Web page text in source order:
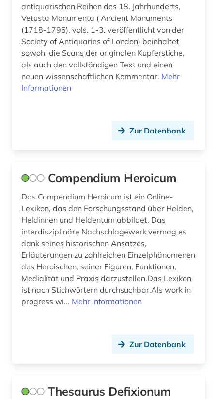
antiquarischen Reihen des 18. Jahrhunderts,
Vetusta Monumenta ( Ancient Monuments
(1718-1796), vols. 1-3, veröffentlicht von der
Society of Antiquaries of London) beinhaltet
sowohl die Scans der originalen Kupferstiche,
als auch den vollständigen Text und einen
neuen wissenschaftlichen Kommentar. Mehr
Informationen
Zur Datenbank
Compendium Heroicum
Das Compendium Heroicum ist ein Online-
Lexikon, das den Forschungsstand über Helden,
Heldinnen und Heldentum abbildet. Das
interdisziplinäre Nachschlagewerk vermag es
dank seines historischen Ansatzes,
Erläuterungen zu zahlreichen Einzelphänomenen
des Heroischen, seiner Figuren, Funktionen,
Medialität und Praxis darzustellen.Das Lexikon
ist nach Stichwörtern durchsuchbar.Als work in
progress wi... Mehr Informationen
Zur Datenbank
Thesaurus Defixionum